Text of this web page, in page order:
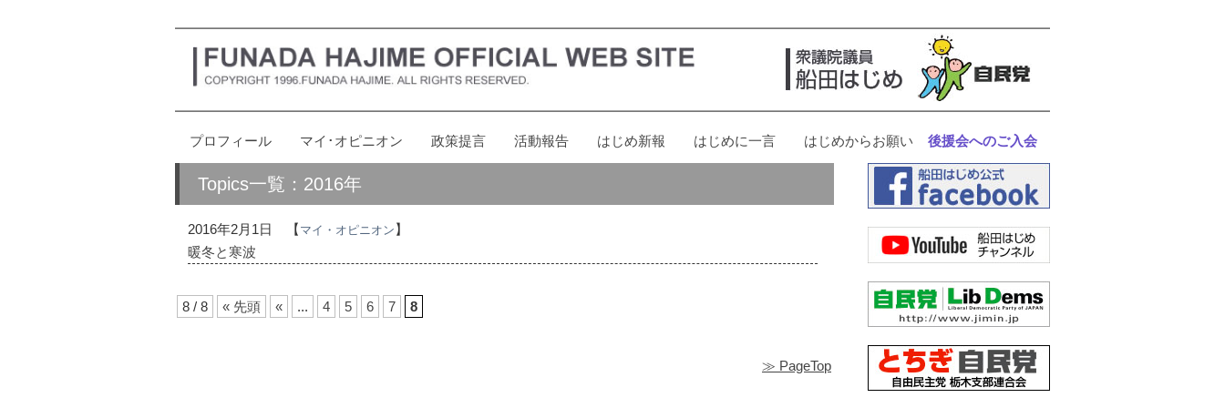
プロフィール マイ･オピニオン 政策提言 活動報告 はじめ新報 はじめに一言 はじめからお願い 後援会へのご入会
Topics一覧：2016年
2016年2月1日 【 マイ・オピニオン 】
暖冬と寒波
8 / 8 « 先頭 « ... 4 5 6 7 8
≫ PageTop